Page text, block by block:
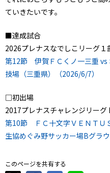
ていきたいです。
■達成試合
2026プレナスなでしこリーグ１
第12節 伊賀ＦＣくノ一三重
技場（三重県）（2026/6/7）
□初出場
2017プレナスチャレンジリーグ
第10節 ＦＣ十文字ＶＥＮＴＵ
生協めぐみ野サッカー場Bグラ
このページを共有する